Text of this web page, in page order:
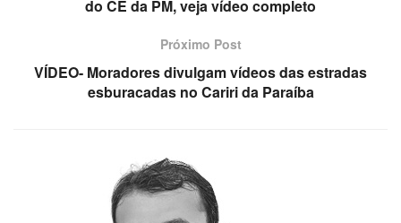
do CE da PM, veja vídeo completo
Próximo Post
VÍDEO- Moradores divulgam vídeos das estradas
esburacadas no Cariri da Paraíba